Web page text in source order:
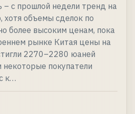
– с прошлой недели тренд на
хотя объемы сделок по
более высоким ценам, пока
рынке Китая цены на
2270–2280 юаней
некоторые покупатели
к…